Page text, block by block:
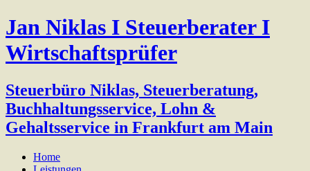
Jan Niklas I Steuerberater I
Wirtschaftsprüfer
Steuerbüro Niklas, Steuerberatung,
Buchhaltungsservice, Lohn &
Gehaltsservice in Frankfurt am Main
Home